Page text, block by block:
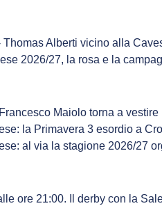
Alberti vicino alla Cavese? Si attende la
2026/27, la rosa e la
Maiolo torna a vestire la
la Primavera 3 esordio a Crotone, poi
via la stagione 2026/27 organigramma
Il derby con la Salernitana domenica 6